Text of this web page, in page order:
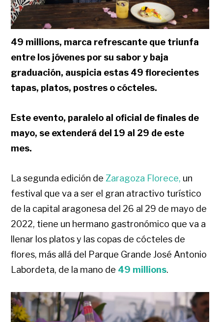
49 millions, marca refrescante que triunfa
entre los jóvenes por su sabor y baja
graduación, auspicia estas 49 florecientes
tapas, platos, postres o cócteles.
Este evento, paralelo al oficial de finales de
mayo, se extenderá del 19 al 29 de este
mes.
La segunda edición deZaragoza Florece, un
festival que va a ser el gran atractivo turístico
de la capital aragonesa del 26 al 29 de mayo de
2022, tiene un hermano gastronómico que va a
llenar los platos y las copas de cócteles de
flores, más allá del Parque Grande José Antonio
Labordeta, de la mano de 49 millions.